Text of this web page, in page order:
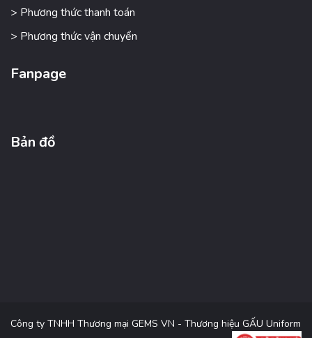
> Phương thức thanh toán
> Phương thức vận chuyển
Fanpage
Bản đồ
Công ty TNHH Thương mại GEMS VN - Thương hiệu GẤU Uniform